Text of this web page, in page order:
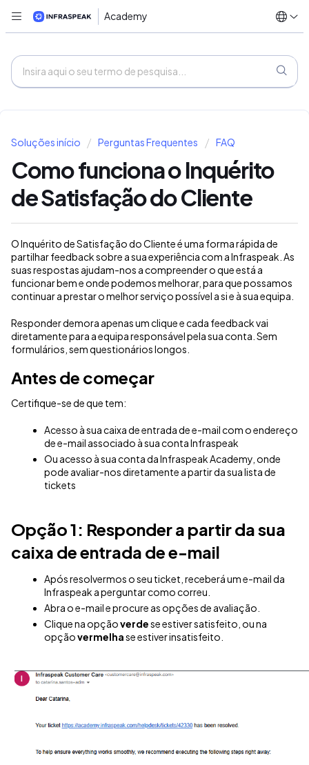
Academy
Soluções início Perguntas Frequentes FAQ
Como funciona o Inquérito
de Satisfação do Cliente
O Inquérito de Satisfação do Cliente é uma forma rápida de
partilhar feedback sobre a sua experiência com a Infraspeak . As
suas respostas ajudam-nos a compreender o que está a
funcionar bem e onde podemos melhorar, para que possamos
continuar a prestar o melhor serviço possível a si e à sua equipa
Responder demora apenas um clique e cada feedback vai
diretamente para a equipa responsável pela sua conta . Sem
formulários, sem questionários longos
Antes de começar
Certifique-se de que tem:
Acesso à sua caixa de entrada de e-mail com o endereço
de e-mail associado à sua conta Infraspeak
Ou acesso à sua conta da Infraspeak Academy, onde
pode avaliar-nos diretamente a partir da sua lista de
tickets
Opção 1: Responder a partir da sua
caixa de entrada de e-mail
Após resolvermos o seu ticket, receberá um e-mail da
Infraspeak a perguntar como correu
Abra o e-mail e procure as opções de avaliação
Clique na opçãoverdese estiver satisfeito, ou na
opçãovermelhase estiver insatisfeito